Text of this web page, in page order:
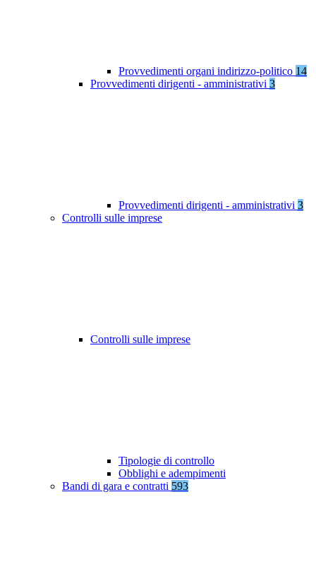
Provvedimenti organi indirizzo-politico 14
Provvedimenti dirigenti - amministrativi 3
Provvedimenti dirigenti - amministrativi 3
Controlli sulle imprese
Controlli sulle imprese
Tipologie di controllo
Obblighi e adempimenti
Bandi di gara e contratti 593